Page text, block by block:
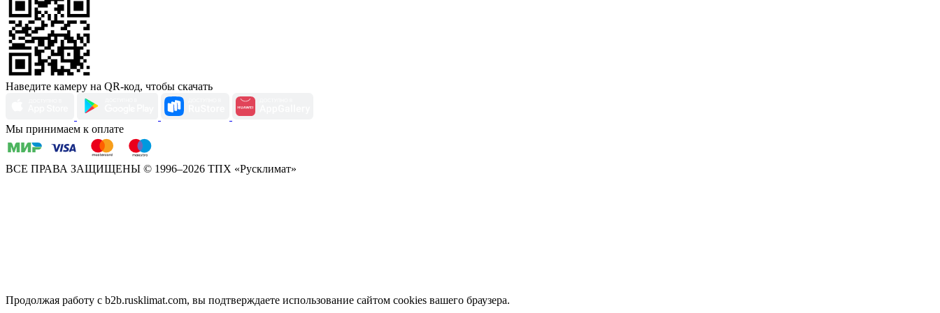
Наведите камеру на QR-код, чтобы скачать
Мы принимаем к оплате
ВСЕ ПРАВА ЗАЩИЩЕНЫ © 1996–2026 ТПХ «Русклимат»
Продолжая работу с b2b.rusklimat.com, вы подтверждаете использование сайтом cookies вашего браузера.